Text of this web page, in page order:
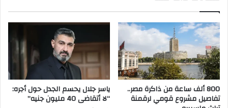
800 ألف ساعة من ذاكرة مصر..
تفاصيل مشروع قومي لرقمنة
ياسر جلال يحسم الجدل حول أجره:
“لا أتقاضى 40 مليون جنيه”